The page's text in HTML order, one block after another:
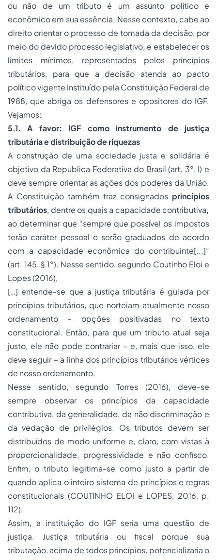
ou não de um tributo é um assunto político e
econômico em sua essência. Nesse contexto, cabe ao
direito orientar o processo de tomada da decisão, por
meio do devido processo legislativo, e estabelecer os
limites mínimos, representados pelos princípios
tributários, para que a decisão atenda ao pacto
político vigente instituído pela Constituição Federal de
1988, que abriga os defensores e opositores do IGF.
Vejamos:
5.1. A favor: IGF como instrumento de justiça
tributária e distribuição de riquezas
A construção de uma sociedade justa e solidária é
objetivo da República Federativa do Brasil (art. 3°, I) e
deve sempre orientar as ações dos poderes da União.
A Constituição também traz consignados princípios
tributários, dentre os quais a capacidade contributiva,
ao determinar que “sempre que possível os impostos
terão caráter pessoal e serão graduados de acordo
com a capacidade econômica do contribuinte[...]”
(art. 145, § 1°). Nesse sentido, segundo Coutinho Eloi e
Lopes (2016),
[…] entende-se que a justiça tributária é guiada por
princípios tributários, que norteiam atualmente nosso
ordenamento – opções positivadas no texto
constitucional. Então, para que um tributo atual seja
justo, ele não pode contrariar – e, mais que isso, ele
deve seguir – a linha dos princípios tributários vértices
de nosso ordenamento.
Nesse sentido, segundo Torres (2016), deve-se
sempre observar os princípios da capacidade
contributiva, da generalidade, da não discriminação e
da vedação de privilégios. Os tributos devem ser
distribuídos de modo uniforme e, claro, com vistas à
proporcionalidade, progressividade e não confisco.
Enfim, o tributo legitima-se como justo a partir de
quando aplica o inteiro sistema de princípios e regras
constitucionais (COUTINHO ELOI e LOPES, 2016, p.
112).
Assim, a instituição do IGF seria uma questão de
justiça. Justiça tributária ou fiscal porque sua
tributação, acima de todos princípios, potencializaria o